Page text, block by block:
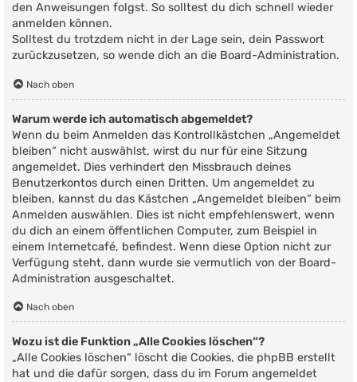
den Anweisungen folgst. So solltest du dich schnell wieder
anmelden können.
Solltest du trotzdem nicht in der Lage sein, dein Passwort
zurückzusetzen, so wende dich an die Board-Administration.
Nach oben
Warum werde ich automatisch abgemeldet?
Wenn du beim Anmelden das Kontrollkästchen „Angemeldet
bleiben“ nicht auswählst, wirst du nur für eine Sitzung
angemeldet. Dies verhindert den Missbrauch deines
Benutzerkontos durch einen Dritten. Um angemeldet zu
bleiben, kannst du das Kästchen „Angemeldet bleiben“ beim
Anmelden auswählen. Dies ist nicht empfehlenswert, wenn
du dich an einem öffentlichen Computer, zum Beispiel in
einem Internetcafé, befindest. Wenn diese Option nicht zur
Verfügung steht, dann wurde sie vermutlich von der Board-
Administration ausgeschaltet.
Nach oben
Wozu ist die Funktion „Alle Cookies löschen“?
„Alle Cookies löschen“ löscht die Cookies, die phpBB erstellt
hat und die dafür sorgen, dass du im Forum angemeldet